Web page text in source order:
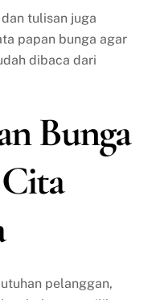
tulisan juga
papan bunga agar
dibaca dari
Bunga
pelanggan,